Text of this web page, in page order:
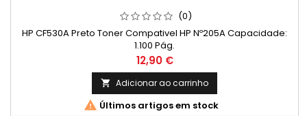
(0)
HP CF530A Preto Toner Compativel HP Nº205A Capacidade:
1.100 Pág.
Preço
12,90 €
 Adicionar ao carrinho
 Últimos artigos em stock